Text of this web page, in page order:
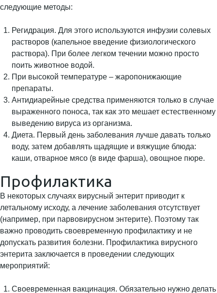
следующие методы:
Регидрация. Для этого используются инфузии солевых
растворов (капельное введение физиологического
раствора). При более легком течении можно просто
поить животное водой.
При высокой температуре – жаропонижающие
препараты.
Антидиарейные средства применяются только в случае
выраженного поноса, так как это мешает естественному
выведению вируса из организма.
Диета. Первый день заболевания лучше давать только
воду, затем добавлять щадящие и вяжущие блюда:
каши, отварное мясо (в виде фарша), овощное пюре.
Профилактика
В некоторых случаях вирусный энтерит приводит к
летальному исходу, а лечение заболевания отсутствует
(например, при парвовирусном энтерите). Поэтому так
важно проводить своевременную профилактику и не
допускать развития болезни. Профилактика вирусного
энтерита заключается в проведении следующих
мероприятий:
Своевременная вакцинация. Обязательно нужно делать